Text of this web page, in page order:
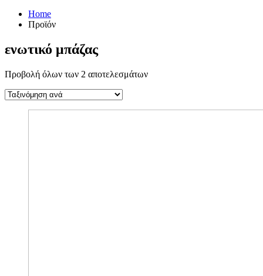
Home
Προϊόν
ενωτικό μπάζας
Προβολή όλων των 2 αποτελεσμάτων